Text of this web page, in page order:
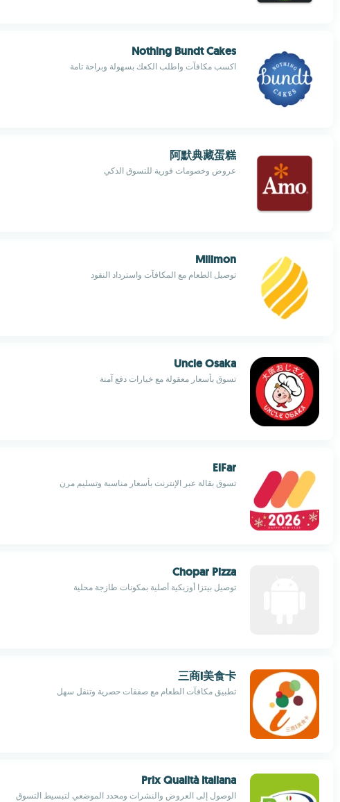
Nothing Bundt Cakes
اكسب مكافآت واطلب الكعك بسهولة وبراحة تامة
阿默典藏蛋糕
عروض وخصومات فورية للتسوق الذكي
Milimon
توصيل الطعام مع المكافآت واسترداد النقود
Uncle Osaka
تسوق بأسعار معقولة مع خيارات دفع آمنة
ElFar
تسوق بقالة عبر الإنترنت بأسعار مناسبة وتسليم مرن
Chopar Pizza
توصيل بيتزا أوزبكية أصلية بمكونات طازجة محلية
三商i美食卡
تطبيق مكافآت الطعام مع صفقات حصرية وتنقل سهل
Prix Qualità Italiana
الوصول إلى العروض والنشرات ومحدد الموضعي لتبسيط التسوق